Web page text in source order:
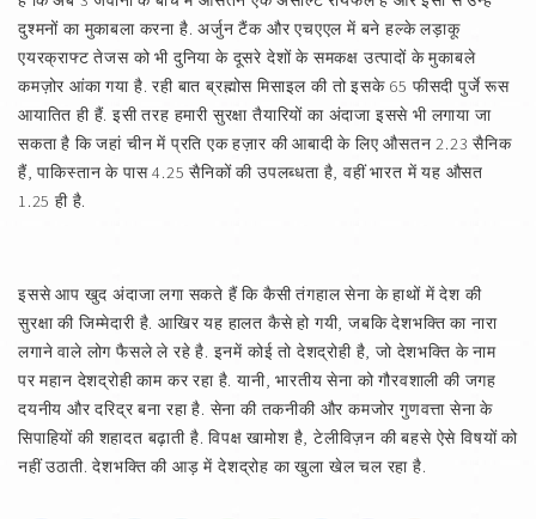
दुश्मनों का मुकाबला करना है. अर्जुन टैंक और एचएएल में बने हल्के लड़ाकू
एयरक्राफ्ट तेजस को भी दुनिया के दूसरे देशों के समकक्ष उत्पादों के मुकाबले
कमज़ोर आंका गया है. रही बात ब्रह्मोस मिसाइल की तो इसके 65 फीसदी पुर्जे रूस
आयातित ही हैं. इसी तरह हमारी सुरक्षा तैयारियों का अंदाजा इससे भी लगाया जा
सकता है कि जहां चीन में प्रति एक हज़ार की आबादी के लिए औसतन 2.23 सैनिक
हैं, पाकिस्तान के पास 4.25 सैनिकों की उपलब्धता है, वहीं भारत में यह औसत
1.25 ही है.
इससे आप खुद अंदाजा लगा सकते हैं कि कैसी तंगहाल सेना के हाथों में देश की
सुरक्षा की जिम्मेदारी है. आखिर यह हालत कैसे हो गयी, जबकि देशभक्ति का नारा
लगाने वाले लोग फैसले ले रहे है. इनमें कोई तो देशद्रोही है, जो देशभक्ति के नाम
पर महान देशद्रोही काम कर रहा है. यानी, भारतीय सेना को गौरवशाली की जगह
दयनीय और दरिद्र बना रहा है. सेना की तकनीकी और कमजोर गुणवत्ता सेना के
सिपाहियों की शहादत बढ़ाती है. विपक्ष खामोश है, टेलीविज़न की बहसे ऐसे विषयों को
नहीं उठाती. देशभक्ति की आड़ में देशद्रोह का खुला खेल चल रहा है.